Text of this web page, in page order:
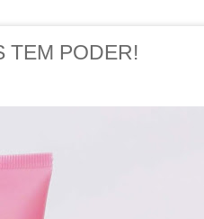
TEM PODER!